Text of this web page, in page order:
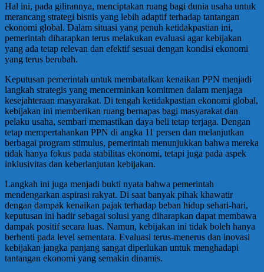
Hal ini, pada gilirannya, menciptakan ruang bagi dunia usaha untuk
merancang strategi bisnis yang lebih adaptif terhadap tantangan
ekonomi global. Dalam situasi yang penuh ketidakpastian ini,
pemerintah diharapkan terus melakukan evaluasi agar kebijakan
yang ada tetap relevan dan efektif sesuai dengan kondisi ekonomi
yang terus berubah.
Keputusan pemerintah untuk membatalkan kenaikan PPN menjadi
langkah strategis yang mencerminkan komitmen dalam menjaga
kesejahteraan masyarakat. Di tengah ketidakpastian ekonomi global,
kebijakan ini memberikan ruang bernapas bagi masyarakat dan
pelaku usaha, sembari memastikan daya beli tetap terjaga. Dengan
tetap mempertahankan PPN di angka 11 persen dan melanjutkan
berbagai program stimulus, pemerintah menunjukkan bahwa mereka
tidak hanya fokus pada stabilitas ekonomi, tetapi juga pada aspek
inklusivitas dan keberlanjutan kebijakan.
Langkah ini juga menjadi bukti nyata bahwa pemerintah
mendengarkan aspirasi rakyat. Di saat banyak pihak khawatir
dengan dampak kenaikan pajak terhadap beban hidup sehari-hari,
keputusan ini hadir sebagai solusi yang diharapkan dapat membawa
dampak positif secara luas. Namun, kebijakan ini tidak boleh hanya
berhenti pada level sementara. Evaluasi terus-menerus dan inovasi
kebijakan jangka panjang sangat diperlukan untuk menghadapi
tantangan ekonomi yang semakin dinamis.